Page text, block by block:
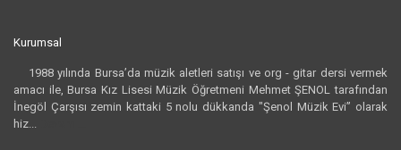
Kurumsal
1988 yılında Bursa’da müzik aletleri satışı ve org - gitar dersi vermek
amacı ile, Bursa Kız Lisesi Müzik Öğretmeni Mehmet ŞENOL tarafından
İnegöl Çarşısı zemin kattaki 5 nolu dükkanda "Şenol Müzik Evi” olarak
hiz...